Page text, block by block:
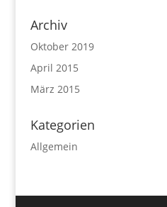
Archiv
Oktober 2019
April 2015
März 2015
Kategorien
Allgemein